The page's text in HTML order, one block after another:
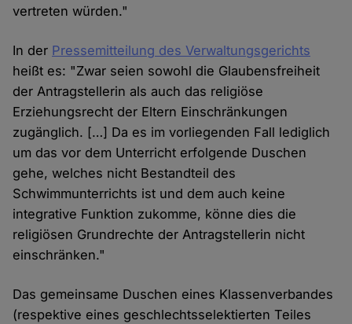
vertreten würden."
In der Pressemitteilung des Verwaltungsgerichts
heißt es: "Zwar seien sowohl die Glaubensfreiheit
der Antragstellerin als auch das religiöse
Erziehungsrecht der Eltern Einschränkungen
zugänglich. […] Da es im vorliegenden Fall lediglich
um das vor dem Unterricht erfolgende Duschen
gehe, welches nicht Bestandteil des
Schwimmunterrichts ist und dem auch keine
integrative Funktion zukomme, könne dies die
religiösen Grundrechte der Antragstellerin nicht
einschränken."
Das gemeinsame Duschen eines Klassenverbandes
(respektive eines geschlechtsselektierten Teiles